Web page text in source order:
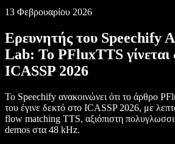
13 Φεβρουαρίου 2026
Ερευνητής του Speechify
Lab: Το PFluxTTS γίνεται
ICASSP 2026
Το Speechify ανακοινώνει ότι το άρθρο
του έγινε δεκτό στο ICASSP 2026, με
flow matching TTS, αξιόπιστη
demos στα 48 kHz.